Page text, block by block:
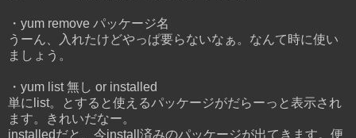
・yum remove パッケージ名
うーん、入れたけどやっぱ要らないなぁ。なんて時に使い
ましょう。
・yum list 無し or installed
単にlist。とすると使えるパッケージがだらーっと表示され
ます。きれいだなー。
installedだと、今install済みのパッケージが出てきます。便